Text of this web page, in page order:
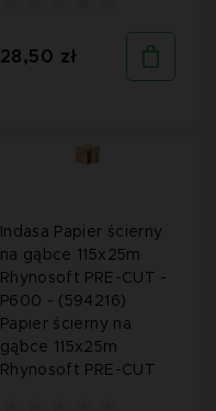
28,50 zł
Indasa Papier ścierny
na gąbce 115x25m
Rhynosoft PRE-CUT -
P600 - (594216)
Papier ścierny na
gąbce 115x25m
Rhynosoft PRE-CUT